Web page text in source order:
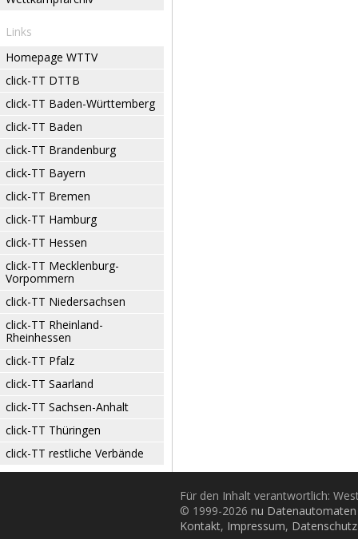
Links
Homepage WTTV
click-TT DTTB
click-TT Baden-Württemberg
click-TT Baden
click-TT Brandenburg
click-TT Bayern
click-TT Bremen
click-TT Hamburg
click-TT Hessen
click-TT Mecklenburg-
Vorpommern
click-TT Niedersachsen
click-TT Rheinland-
Rheinhessen
click-TT Pfalz
click-TT Saarland
click-TT Sachsen-Anhalt
click-TT Thüringen
click-TT restliche Verbände
Für den Inhalt verantwortlich:
© 1999-2026 nu
Kontakt, Impressum, Datenschutz